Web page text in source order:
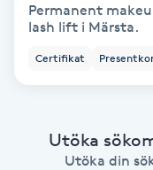
Frekvensterapi
Friskvård
Permanent
lash lift i Märsta.
Certifikat
Utöka
Utöka din